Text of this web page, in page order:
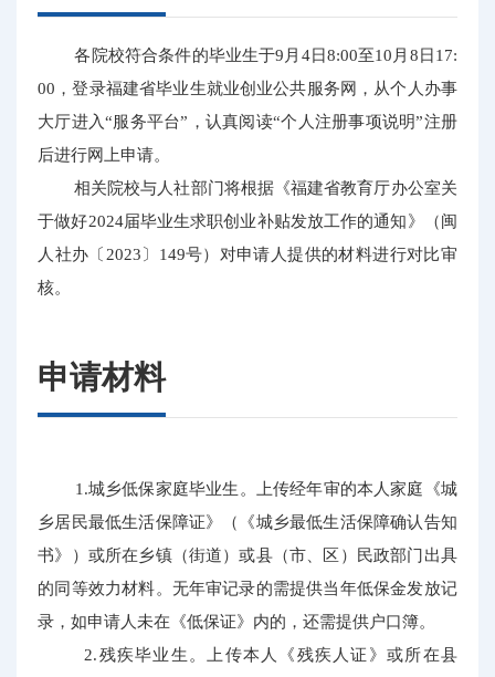
各院校符合条件的毕业生于9月4日8:00至10月8日17:
00，登录福建省毕业生就业创业公共服务网，从个人办事
大厅进入“服务平台”，认真阅读“个人注册事项说明”注册
后进行网上申请。
相关院校与人社部门将根据《福建省教育厅办公室关
于做好2024届毕业生求职创业补贴发放工作的通知》（闽
人社办〔2023〕149号）对申请人提供的材料进行对比审
核。
申请材料
1.城乡低保家庭毕业生。上传经年审的本人家庭《城
乡居民最低生活保障证》（《城乡最低生活保障确认告知
书》）或所在乡镇（街道）或县（市、区）民政部门出具
的同等效力材料。无年审记录的需提供当年低保金发放记
录，如申请人未在《低保证》内的，还需提供户口簿。
2.残疾毕业生。上传本人《残疾人证》或所在县